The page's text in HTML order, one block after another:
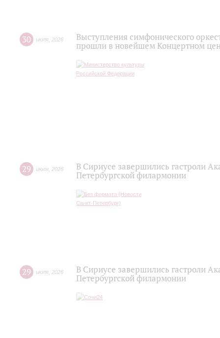
30 июля 2026
Выступления симфонического
прошли в новейшем Концертном
29 июля 2026
В Сириусе завершились гастроли
Петербургской филармонии
29 июля 2026
В Сириусе завершились гастроли
Петербургской филармонии